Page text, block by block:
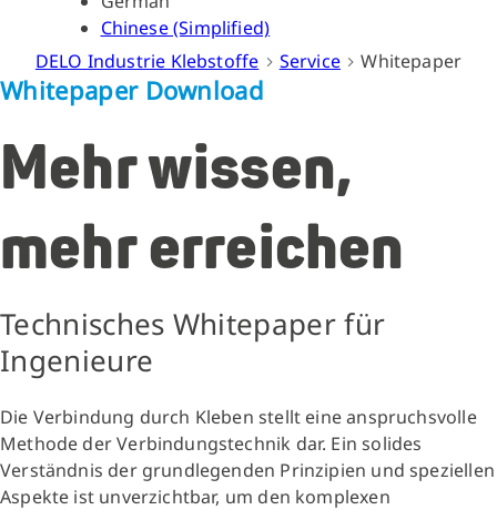
Chinese (Simplified)
DELO Industrie Klebstoffe
Service Whitepaper
Whitepaper Download
Mehr wissen,
mehr erreichen
Technisches Whitepaper für
Ingenieure
Die Verbindung durch Kleben stellt eine anspruchsvolle
Methode der Verbindungstechnik dar. Ein solides
Verständnis der grundlegenden Prinzipien und speziellen
Aspekte ist unverzichtbar, um den komplexen